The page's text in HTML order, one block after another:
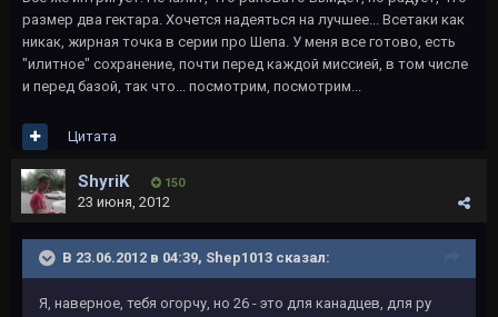
размер два гектара. Хочется надеяться на лучшее... Всетаки как
никак, жирная точка в серии про Шепа. У меня все готово, есть
"илитное" сохранение, почти перед каждой миссией, в том числе
и перед базой, так что... посмотрим, посмотрим...
Цитата
ShyriK 150
23 июня, 2012
В 23.06.2012 в 04:39, Shep1013 сказал:
Я, наверное, тебя огорчу, но 26 - это для канадцев, для ру